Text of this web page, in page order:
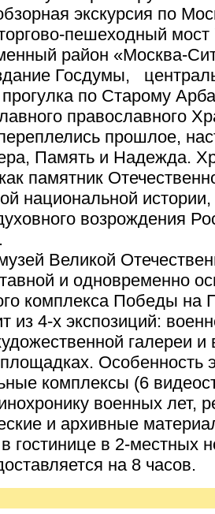
экскурсия по
пешеходный мост
район «Москва-
Госдумы,
по Старому
православного
прошлое,
Память и Надежда.
памятник
национальной
возрождения
Великой
и одновременно
комплекса Победы на
из 4-х экспозиций:
галереи и
Особенность
комплексы (6
военных лет,
и архивные
гостинице в 2-местных
на 8 часов.